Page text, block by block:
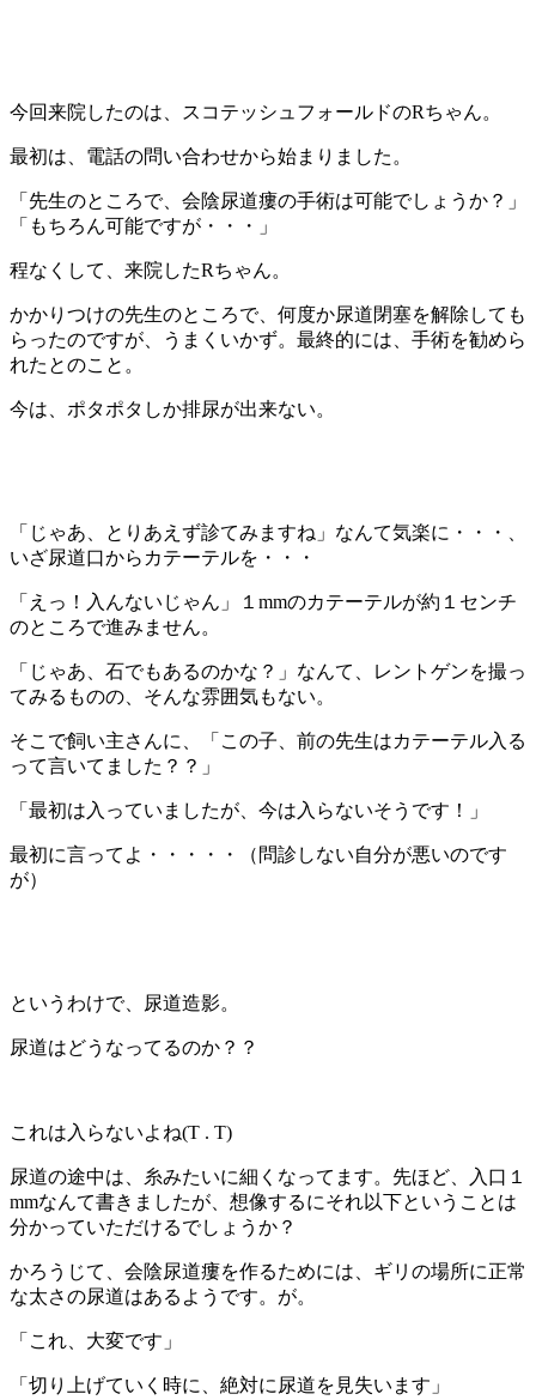
今回来院したのは、スコテッシュフォールドのRちゃん。
最初は、電話の問い合わせから始まりました。
「先生のところで、会陰尿道瘻の手術は可能でしょうか？」
「もちろん可能ですが・・・」
程なくして、来院したRちゃん。
かかりつけの先生のところで、何度か尿道閉塞を解除しても
らったのですが、うまくいかず。最終的には、手術を勧めら
れたとのこと。
今は、ポタポタしか排尿が出来ない。
「じゃあ、とりあえず診てみますね」なんて気楽に・・・、
いざ尿道口からカテーテルを・・・
「えっ！入んないじゃん」１mmのカテーテルが約１センチ
のところで進みません。
「じゃあ、石でもあるのかな？」なんて、レントゲンを撮っ
てみるものの、そんな雰囲気もない。
そこで飼い主さんに、「この子、前の先生はカテーテル入る
って言いてました？？」
「最初は入っていましたが、今は入らないそうです！」
最初に言ってよ・・・・・（問診しない自分が悪いのです
が）
というわけで、尿道造影。
尿道はどうなってるのか？？
これは入らないよね(T . T)
尿道の途中は、糸みたいに細くなってます。先ほど、入口１
mmなんて書きましたが、想像するにそれ以下ということは
分かっていただけるでしょうか？
かろうじて、会陰尿道瘻を作るためには、ギリの場所に正常
な太さの尿道はあるようです。が。
「これ、大変です」
「切り上げていく時に、絶対に尿道を見失います」